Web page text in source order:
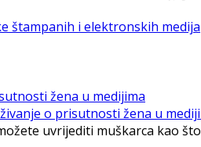
štampanih i elektronskih medija
o prisutnosti žena u
uvrijediti muškarca kao